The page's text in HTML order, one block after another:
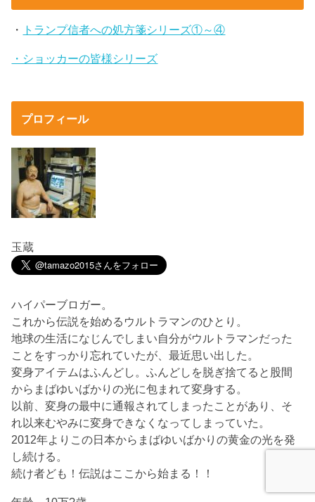
・ トランプ信者への処方箋シリーズ①～④
・ショッカーの皆様シリーズ
プロフィール
玉蔵
ハイパーブロガー。
これから伝説を始めるウルトラマンのひとり。
地球の生活になじんでしまい自分がウルトラマンだった
ことをすっかり忘れていたが、最近思い出した。
変身アイテムはふんどし。ふんどしを脱ぎ捨てると股間
からまばゆいばかりの光に包まれて変身する。
以前、変身の最中に通報されてしまったことがあり、そ
れ以来むやみに変身できなくなってしまっていた。
2012年よりこの日本からまばゆいばかりの黄金の光を発
し続ける。
続け者ども！伝説はここから始まる！！